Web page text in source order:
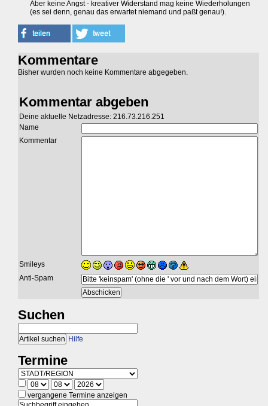
Aber keine Angst - kreativer Widerstand mag keine Wiederholungen
(es sei denn, genau das erwartet niemand und paßt genau!).
Kommentare
Bisher wurden noch keine Kommentare abgegeben.
Kommentar abgeben
Deine aktuelle Netzadresse: 216.73.216.251
Name
Kommentar
Smileys
Anti-Spam
Suchen
Hilfe
Termine
vergangene Termine anzeigen